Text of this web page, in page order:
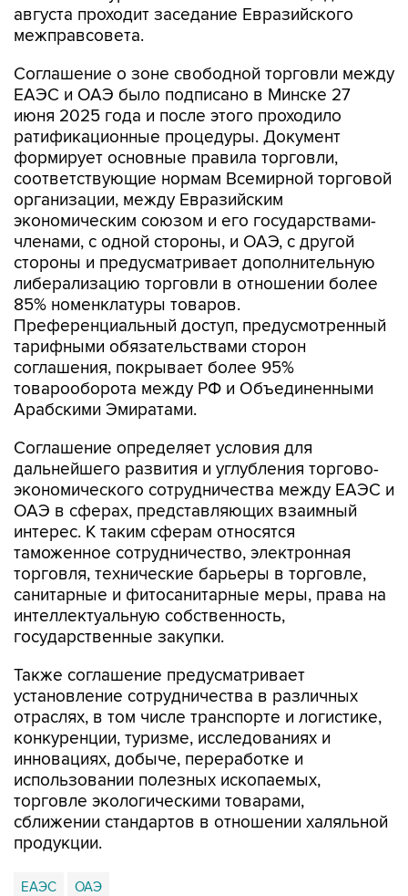
августа проходит заседание Евразийского
межправсовета.
Соглашение о зоне свободной торговли между
ЕАЭС и ОАЭ было подписано в Минске 27
июня 2025 года и после этого проходило
ратификационные процедуры. Документ
формирует основные правила торговли,
соответствующие нормам Всемирной торговой
организации, между Евразийским
экономическим союзом и его государствами-
членами, с одной стороны, и ОАЭ, с другой
стороны и предусматривает дополнительную
либерализацию торговли в отношении более
85% номенклатуры товаров.
Преференциальный доступ, предусмотренный
тарифными обязательствами сторон
соглашения, покрывает более 95%
товарооборота между РФ и Объединенными
Арабскими Эмиратами.
Соглашение определяет условия для
дальнейшего развития и углубления торгово-
экономического сотрудничества между ЕАЭС и
ОАЭ в сферах, представляющих взаимный
интерес. К таким сферам относятся
таможенное сотрудничество, электронная
торговля, технические барьеры в торговле,
санитарные и фитосанитарные меры, права на
интеллектуальную собственность,
государственные закупки.
Также соглашение предусматривает
установление сотрудничества в различных
отраслях, в том числе транспорте и логистике,
конкуренции, туризме, исследованиях и
инновациях, добыче, переработке и
использовании полезных ископаемых,
торговле экологическими товарами,
сближении стандартов в отношении халяльной
продукции.
ЕАЭС ОАЭ